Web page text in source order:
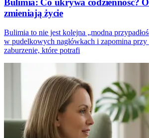
Bulimia: Co ukrywa codzienność?
zmieniają życie
Bulimia to nie jest kolejna „modna
w pudelkowych nagłówkach i zapomina
zaburzenie, które potrafi